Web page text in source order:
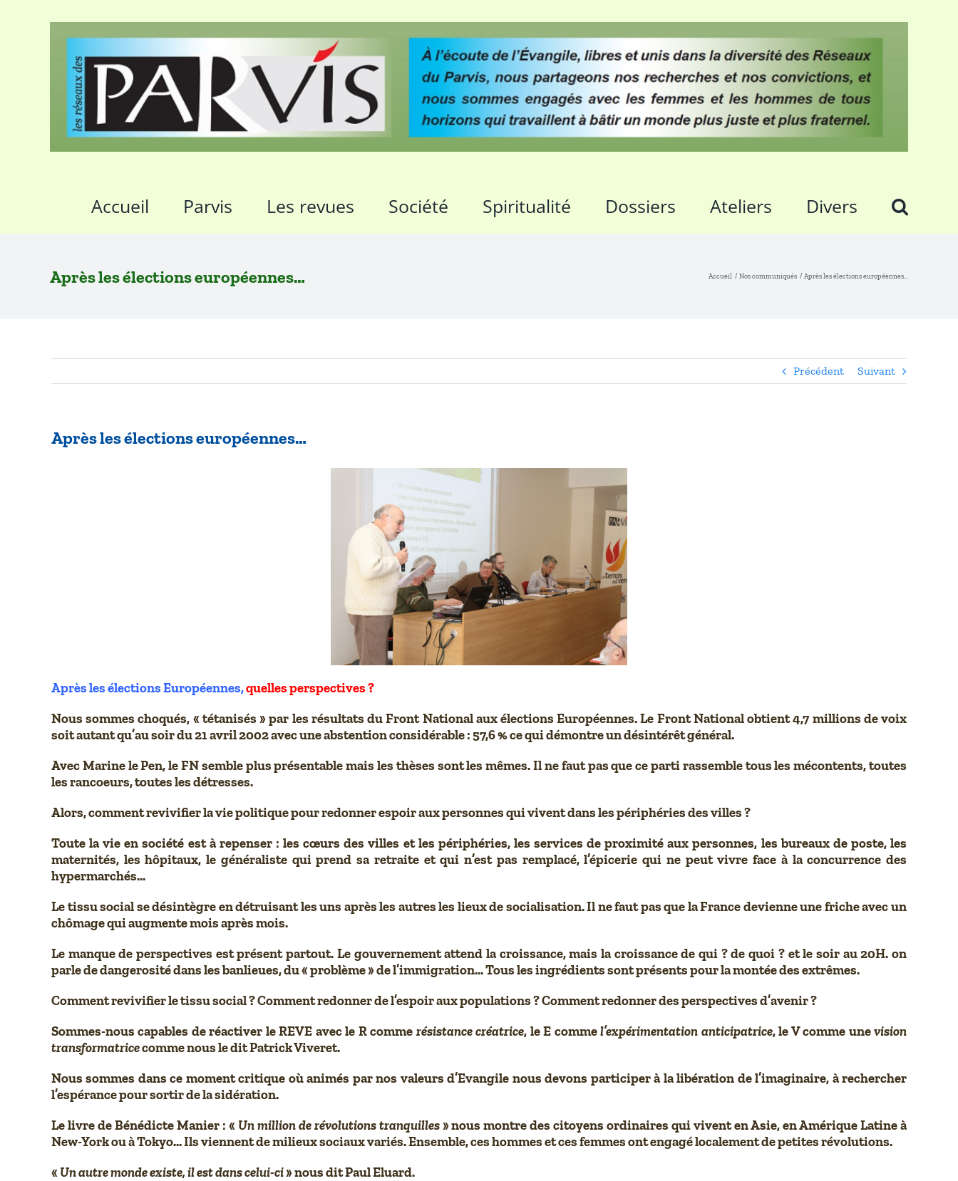
Accueil Parvis Les revues Société Spiritualité Dossiers Ateliers Divers
Après les élections européennes… Accueil Nos communiqués Après les élections européennes…
Précédent Suivant
Après les élections européennes…
Après les élections Européennes,quelles perspectives ?
Nous sommes choqués, « tétanisés » par les résultats du Front National aux élections Européennes. Le Front National obtient 4,7 millions de voix
soit autant qu’au soir du 21 avril 2002 avec une abstention considérable : 57,6 % ce qui démontre un désintérêt général.
Avec Marine le Pen, le FN semble plus présentable mais les thèses sont les mêmes. Il ne faut pas que ce parti rassemble tous les mécontents, toutes
les rancoeurs, toutes les détresses.
Alors, comment revivifier la vie politique pour redonner espoir aux personnes qui vivent dans les périphéries des villes ?
Toute la vie en société est à repenser : les cœurs des villes et les périphéries, les services de proximité aux personnes, les bureaux de poste, les
maternités, les hôpitaux, le généraliste qui prend sa retraite et qui n’est pas remplacé, l’épicerie qui ne peut vivre face à la concurrence des
hypermarchés…
Le tissu social se désintègre en détruisant les uns après les autres les lieux de socialisation. Il ne faut pas que la France devienne une friche avec un
chômage qui augmente mois après mois.
Le manque de perspectives est présent partout. Le gouvernement attend la croissance, mais la croissance de qui ? de quoi ? et le soir au 20H. on
parle de dangerosité dans les banlieues, du « problème » de l’immigration… Tous les ingrédients sont présents pour la montée des extrêmes.
Comment revivifier le tissu social ? Comment redonner de l’espoir aux populations ? Comment redonner des perspectives d’avenir ?
Sommes-nous capables de réactiver le REVE avec le R comme résistance créatrice, le E commel’expérimentation anticipatrice, le V comme unevision
transformatricecomme nous le dit Patrick Viveret.
Nous sommes dans ce moment critique où animés par nos valeurs d’Evangile nous devons participer à la libération de l’imaginaire, à rechercher
l’espérance pour sortir de la sidération.
Le livre de Bénédicte Manier : « Un million de révolutions tranquilles» nous montre des citoyens ordinaires qui vivent en Asie, en Amérique Latine à
New-York ou à Tokyo… Ils viennent de milieux sociaux variés. Ensemble, ces hommes et ces femmes ont engagé localement de petites révolutions.
« Un autre monde existe, il est dans celui-ci» nous dit Paul Eluard.